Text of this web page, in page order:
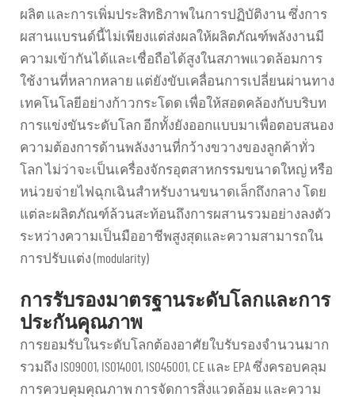
ผลิต และการเพิ่มประสิทธิภาพในการปฏิบัติงาน ซึ่งการ
ผสานแบรนด์นี้ไม่เพียงแต่ส่งผลให้ผลิตภัณฑ์พลังงานมี
ความเข้ากันได้และเชื่อถือได้สูงในสภาพแวดล้อมการ
ใช้งานที่หลากหลาย แต่ยังขับเคลื่อนการเปลี่ยนผ่านทาง
เทคโนโลยีอย่างก้าวกระโดด เพื่อให้สอดคล้องกับบริบท
การแข่งขันระดับโลก อีกทั้งยังออกแบบมาเพื่อตอบสนอง
ความต้องการด้านพลังงานที่กว้างขวางของลูกค้าทั่ว
โลก ไม่ว่าจะเป็นเครื่องจักรอุตสาหกรรมขนาดใหญ่ หรือ
หน่วยจ่ายไฟฉุกเฉินสำหรับงานขนาดเล็กถึงกลาง โดย
แต่ละผลิตภัณฑ์ล้วนสะท้อนถึงการผสานรวมอย่างลงตัว
ระหว่างความเป็นมืออาชีพสูงสุดและความสามารถใน
การปรับแต่ง (modularity)
การรับรองมาตรฐานระดับโลกและการ
ประกันคุณภาพ
การยอมรับในระดับโลกต้องอาศัยใบรับรองจำนวนมาก
รวมถึง ISO9001, ISO14001, ISO45001, CE และ EPA ซึ่งครอบคลุม
การควบคุมคุณภาพ การจัดการสิ่งแวดล้อม และความ